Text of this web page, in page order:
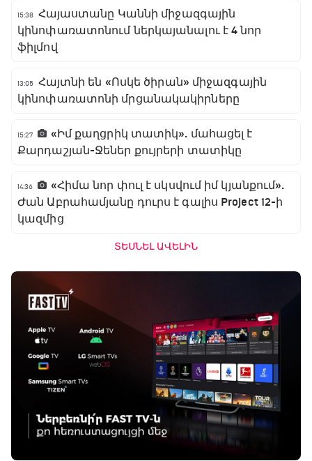
15:38 Հայաստանը Կաննի միջազգային
կինոփառատոնում ներկայանալու է 4 նոր
ֆիլմով
13:05 Հայտնի են «Ոսկե ծիրան» միջազգային
կինոփառատոնի մրցանակակիրները
15:27
«Իմ քաղցրիկ տատիկ». մահացել է
Քարդաշյան-Ջեներ քույրերի տատիկը
14:36
«Հիմա նոր փուլ է սկսվում իմ կյանքում».
Ժան Աբրահամյանը դուրս է գալիս Project 12-ի
կազմից
ՏԵՍՆԵԼ ԱՎԵԼԻՆ